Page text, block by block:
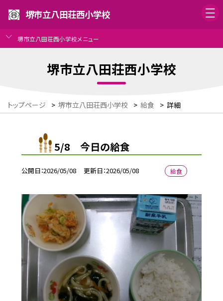
堺市立八田荘西小学校
堺市立八田荘西小学校メニュー
堺市立八田荘西小学校
トップページ > 堺市立八田荘西小学校 > 給食 > 詳細
5/8 今日の給食
公開日 2026/05/08 更新日 2026/05/08 給食